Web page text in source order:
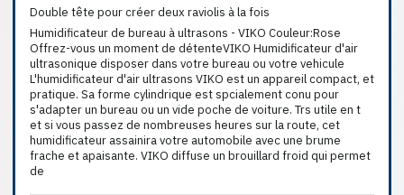
Double tête pour créer deux raviolis à la fois
Humidificateur de bureau à ultrasons - VIKO Couleur:Rose
Offrez-vous un moment de détenteVIKO Humidificateur d'air
ultrasonique disposer dans votre bureau ou votre vehicule
L'humidificateur d'air ultrasons VIKO est un appareil compact, et
pratique. Sa forme cylindrique est spcialement conu pour
s'adapter un bureau ou un vide poche de voiture. Trs utile en t
et si vous passez de nombreuses heures sur la route, cet
humidificateur assainira votre automobile avec une brume
frache et apaisante. VIKO diffuse un brouillard froid qui permet
de